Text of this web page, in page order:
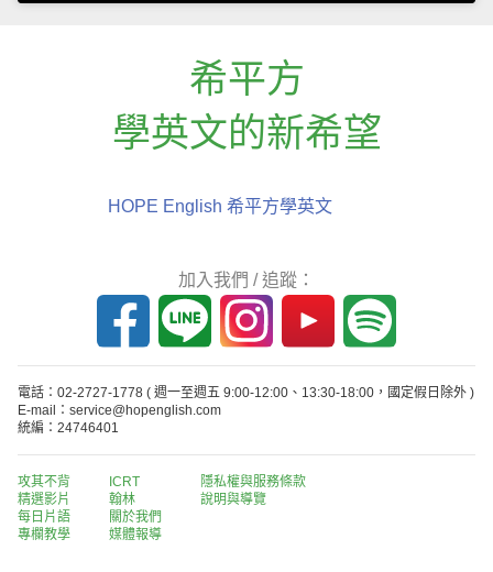
希平方
學英文的新希望
HOPE English 希平方學英文
加入我們 / 追蹤：
電話：02-2727-1778 ( 週一至週五 9:00-12:00、13:30-18:00，國定假日除外 )
E-mail：service@hopenglish.com
統編：24746401
攻其不背
精選影片
每日片語
專欄教學
ICRT
翰林
關於我們
媒體報導
隱私權與服務條款
說明與導覽